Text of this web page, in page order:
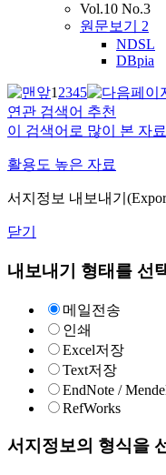
Vol.10 No.3
원문보기 2
NDSL
DBpia
12345
연관 검색어 추천
이 검색어로 많이 본 자료
활용도 높은 자료
서지정보 내보내기
닫기
내보내기 형태를 선
메일전송
인쇄
Excel저장
Text저장
EndNote /
RefWorks
서지정보의 형식을